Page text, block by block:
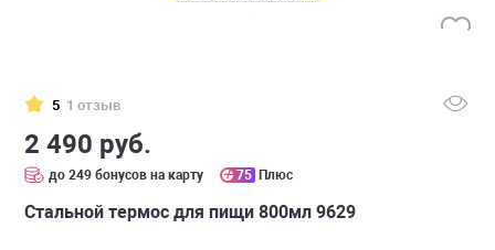
5 1 отзыв
2 490 руб.
до 249 бонусов на карту 75 Плюс
Стальной термос для пищи 800мл 9629